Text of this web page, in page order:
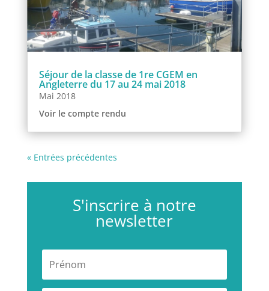
Séjour de la classe de 1re CGEM en
Angleterre du 17 au 24 mai 2018
Mai 2018
Voir le compte rendu
« Entrées précédentes
S'inscrire à notre
newsletter